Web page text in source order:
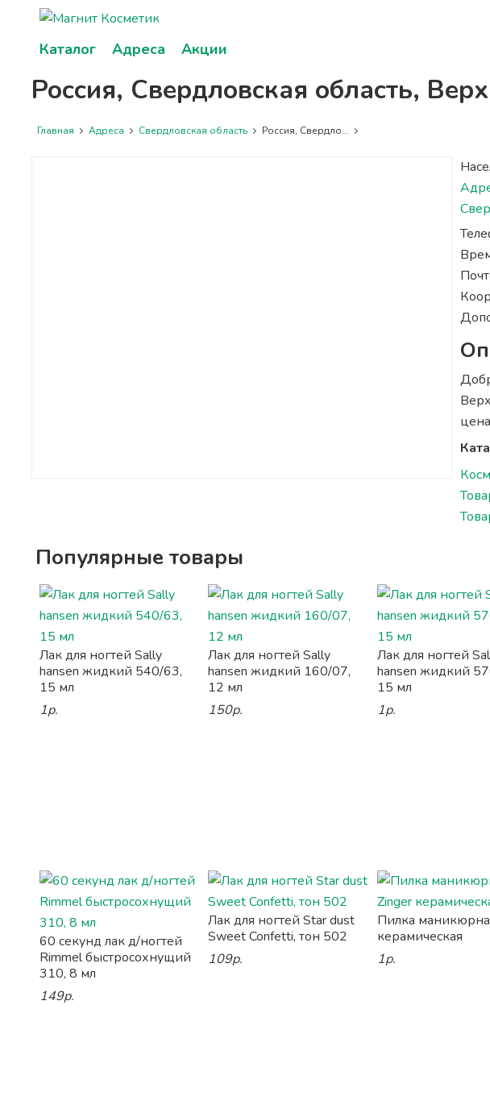
Каталог Адреса Акции
Россия, Свердловская область,
Главная Адреса Свердловская область Россия, Свердло...
Популярные товары
Лак для ногтей Sally
hansen жидкий 540/63,
15 мл
1р.
Лак для ногтей Sally
hansen жидкий 160/07,
12 мл
150р.
Лак для ногтей
hansen жидкий
15 мл
1р.
60 секунд лак д/ногтей
Rimmel быстросохнущий
310, 8 мл
149р.
Лак для ногтей Star dust
Sweet Confetti, тон 502
109р.
Пилка
керамическая
1р.